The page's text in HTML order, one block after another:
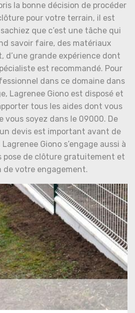
la bonne décision de procéder
pour votre terrain, il est
que c’est une tâche qui
savoir faire, des matériaux
d’une grande expérience dont
est recommandé. Pour
dans ce domaine dans
Lagrenee Giono est disposé et
tous les aides dont vous
vous soyez dans le 09000. De
devis est important avant de
Giono s’engage aussi à
pose de clôture gratuitement et
de votre engagement.